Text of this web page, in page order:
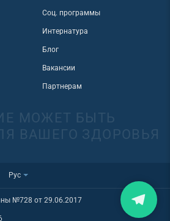
Соц. программы
Интернатура
Блог
Вакансии
Партнерам
МОЖЕТ БЫТЬ
ВАШЕГО ЗДОРОВЬЯ
№728 от 29.06.2017